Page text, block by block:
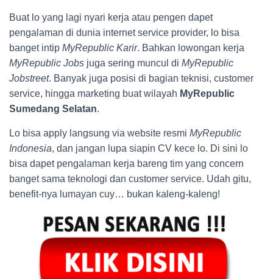
Buat lo yang lagi nyari kerja atau pengen dapet
pengalaman di dunia internet service provider, lo bisa
banget intip MyRepublic Karir. Bahkan lowongan kerja
MyRepublic Jobs juga sering muncul di MyRepublic
Jobstreet. Banyak juga posisi di bagian teknisi, customer
service, hingga marketing buat wilayah MyRepublic
Sumedang Selatan.
Lo bisa apply langsung via website resmi MyRepublic
Indonesia, dan jangan lupa siapin CV kece lo. Di sini lo
bisa dapet pengalaman kerja bareng tim yang concern
banget sama teknologi dan customer service. Udah gitu,
benefit-nya lumayan cuy… bukan kaleng-kaleng!